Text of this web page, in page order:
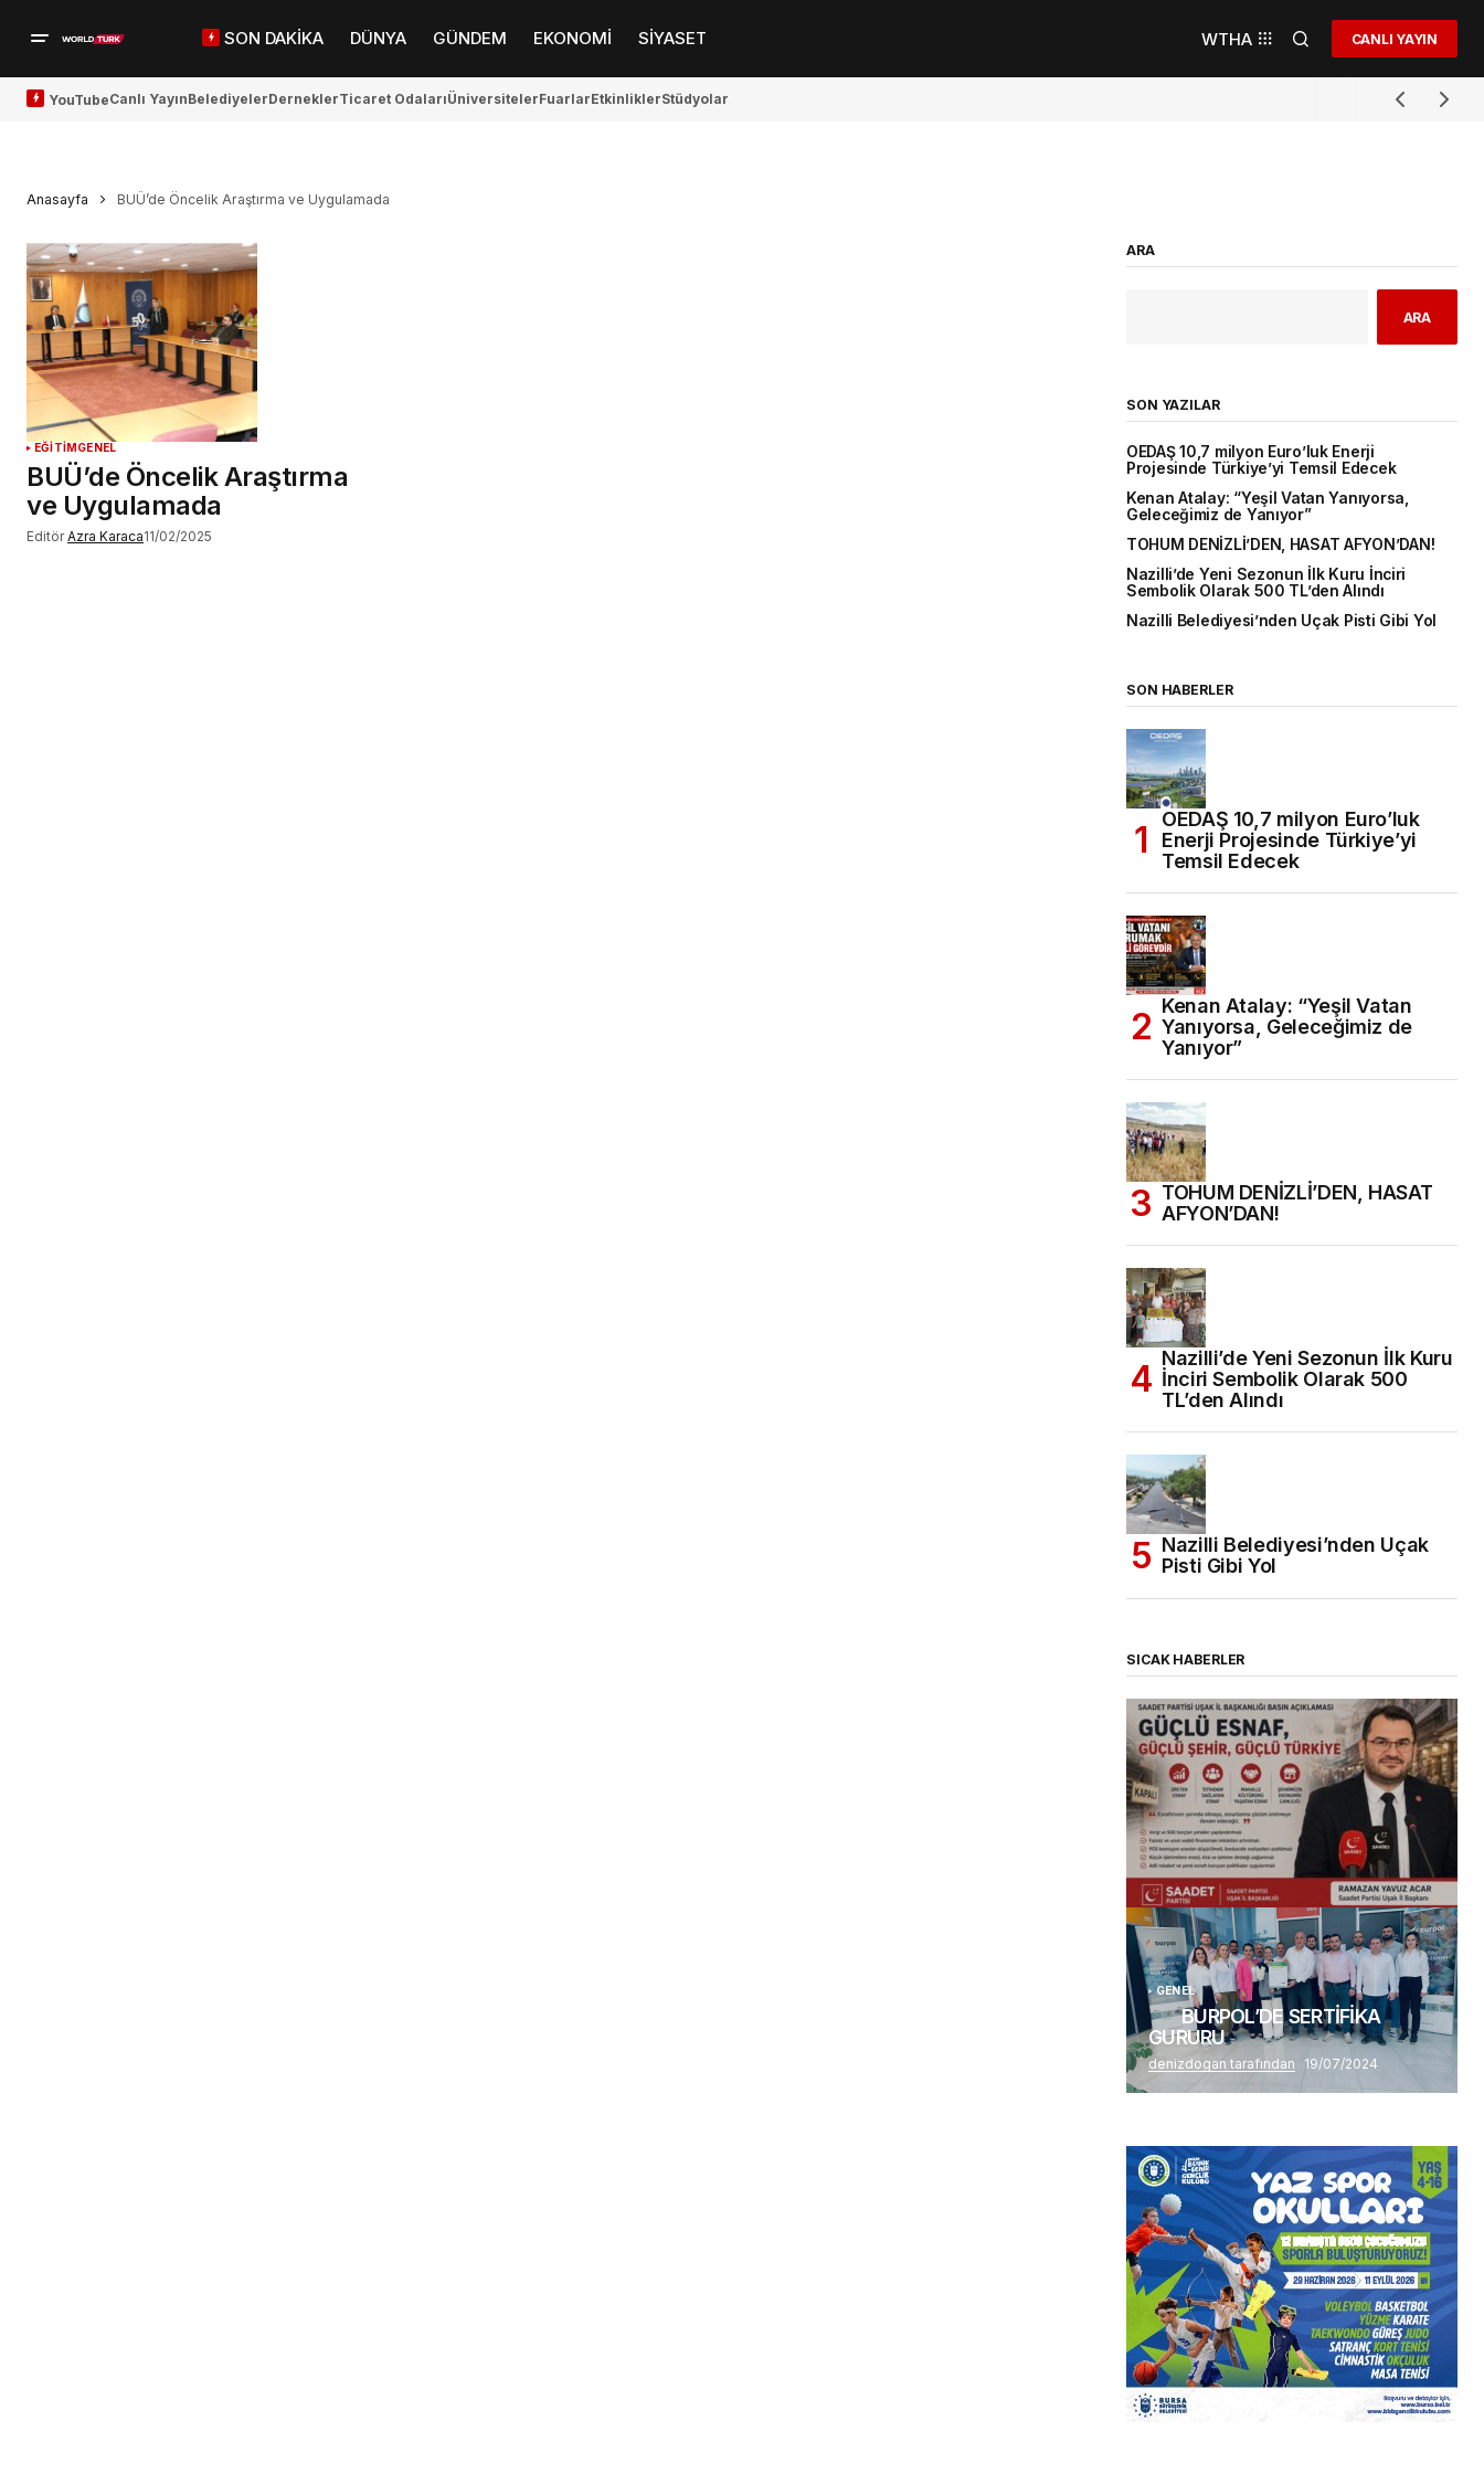
SON DAKİKA DÜNYA GÜNDEM EKONOMİ SİYASET WTHA CANLI YAYIN
YouTubeCanlı YayınBelediyelerDerneklerTicaret OdalarıÜniversitelerFuarlarEtkinliklerStüdyolar
Anasayfa BUÜ’de Öncelik Araştırma ve Uygulamada
EĞİTİMGENEL
BUÜ’de Öncelik Araştırma
ve Uygulamada
Editör Azra Karaca11/02/2025
ARA
ARA
SON YAZILAR
OEDAŞ 10,7 milyon Euro’luk Enerji
Projesinde Türkiye’yi Temsil Edecek
Kenan Atalay: “Yeşil Vatan Yanıyorsa,
Geleceğimiz de Yanıyor”
TOHUM DENİZLİ’DEN, HASAT AFYON’DAN!
Nazilli’de Yeni Sezonun İlk Kuru İnciri
Sembolik Olarak 500 TL’den Alındı
Nazilli Belediyesi’nden Uçak Pisti Gibi Yol
SON HABERLER
OEDAŞ 10,7 milyon Euro’luk
Enerji Projesinde Türkiye’yi
Temsil Edecek
Kenan Atalay: “Yeşil Vatan
Yanıyorsa, Geleceğimiz de
Yanıyor”
TOHUM DENİZLİ’DEN, HASAT
AFYON’DAN!
Nazilli’de Yeni Sezonun İlk Kuru
İnciri Sembolik Olarak 500
TL’den Alındı
Nazilli Belediyesi’nden Uçak
Pisti Gibi Yol
SICAK HABERLER
(başlıksız)
Alaattin Karahan tarafından 14/07/2026
GENEL
BURPOL’DE SERTİFİKA
GURURU
denizdogan tarafından 19/07/2024